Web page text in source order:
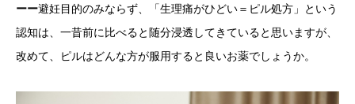
ーー避妊目的のみならず、「生理痛がひどい＝ピル処方」という
認知は、一昔前に比べると随分浸透してきていると思いますが、
改めて、ピルはどんな方が服用すると良いお薬でしょうか。